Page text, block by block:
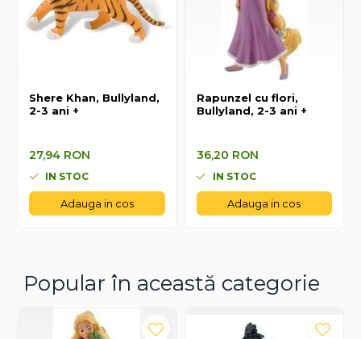
Shere Khan, Bullyland,
2-3 ani +
27,94 RON
IN STOC
Adauga in cos
Rapunzel cu flori,
Bullyland, 2-3 ani +
36,20 RON
IN STOC
Adauga in cos
Popular în această categorie